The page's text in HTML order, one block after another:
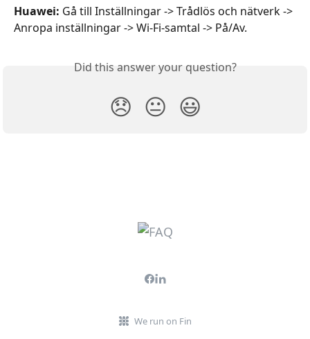
Huawei: Gå till Inställningar -> Trådlös och nätverk ->
Anropa inställningar -> Wi-Fi-samtal -> På/Av.
Did this answer your question?
😞 😐 😃
We run on Fin